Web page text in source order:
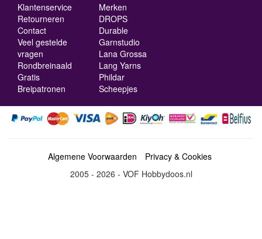
Klantenservice
Retourneren
Contact
Veel gestelde
vragen
Rondbreinaald
Gratis
Breipatronen
Merken
DROPS
Durable
Garnstudio
Lana Grossa
Lang Yarns
Phildar
Scheepjes
Algemene Voorwaarden
Privacy & Cookies
2005 - 2026 - VOF Hobbydoos.nl